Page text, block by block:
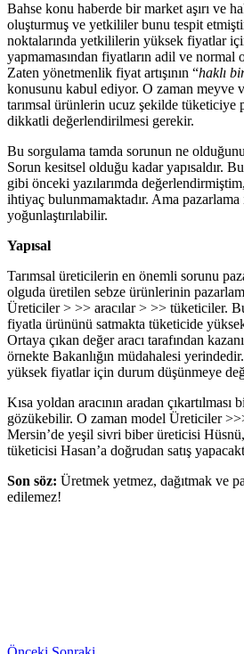
Bahse konu haberde bir market aşırı ve
oluşturmuş ve yetkililer bunu tespit
noktalarında yetkililerin yüksek fiyatlar
yapmamasından fiyatların adil ve normal
Zaten yönetmenlik fiyat artışının “haklı
konusunu kabul ediyor. O zaman meyve
tarımsal ürünlerin ucuz şekilde tüketiciye
dikkatli değerlendirilmesi gerekir.
Bu sorgulama tamda sorunun ne
Sorun kesitsel olduğu kadar yapısaldır.
gibi önceki yazılarımda
ihtiyaç bulunmamaktadır. Ama
yoğunlaştırılabilir.
Yapısal
Tarımsal üreticilerin en önemli sorunu
olguda üretilen sebze ürünlerinin
Üreticiler ˃ ˃˃ aracılar ˃ ˃˃ tüketiciler.
fiyatla ürününü satmakta tüketicide
Ortaya çıkan değer aracı tarafından
örnekte Bakanlığın müdahalesi
yüksek fiyatlar için durum düşünmeye
Kısa yoldan aracının aradan çıkartılması
gözükebilir. O zaman model Üreticiler
Mersin’de yeşil sivri biber üreticisi
tüketicisi Hasan’a doğrudan satış
Son söz: Üretmek yetmez, dağıtmak ve
edilemez!